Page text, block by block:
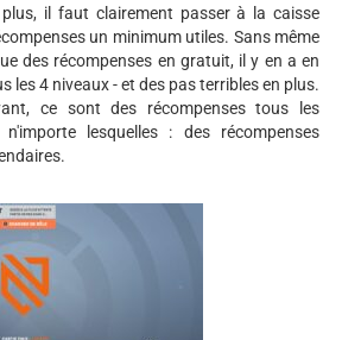
plus, il faut clairement passer à la caisse
un minimum utiles. Sans même
des récompenses en gratuit, il y en a en
les 4 niveaux - et des pas terribles en plus.
ce sont des récompenses tous les
lesquelles : des récompenses